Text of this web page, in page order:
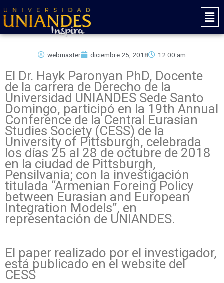
al
contenido
Main
webmaster diciembre 25, 2018 12:00 am
El Dr. Hayk Paronyan PhD, Docente
de la carrera de Derecho de la
Universidad UNIANDES Sede Santo
Domingo, participó en la 19th Annual
Conference de la Central Eurasian
Studies Society (CESS) de la
University of Pittsburgh, celebrada
los días 25 al 28 de octubre de 2018
en la ciudad de Pittsburgh,
Pensilvania; con la investigación
titulada “Armenian Foreing Policy
between Eurasian and European
Integration Models”, en
representación de UNIANDES.
El paper realizado por el investigador,
está publicado en el website del
CESS